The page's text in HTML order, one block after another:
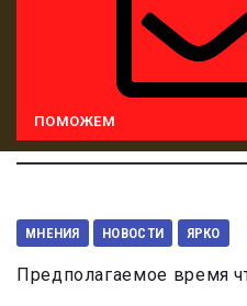
ПОМОЖЕМ
МНЕНИЯ НОВОСТИ ЯРКО
Предполагаемое время